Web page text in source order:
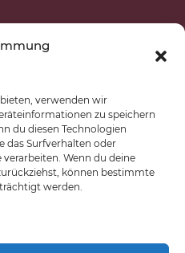
verwenden wir
zu speichern
du diesen Technologien
das Surfverhalten oder
Wenn du deine
können bestimmte
werden.